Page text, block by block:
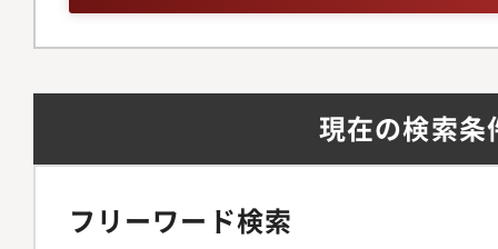
経験が浅い方でも補
ずつできることを増
ん、即戦力で活躍す
現在の検索条
フリーワード検索